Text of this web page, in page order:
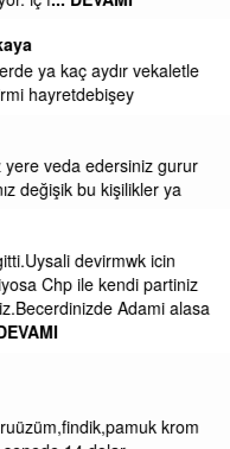
belediye başkanlığında da
senin ereyliye katkın çok
madde mahalle
kaldırımlar ana yoldan
bi yağmurda dükkanları su
... DEVAMI
altı CİĞİRLİK deniz
EREĞLİ BELEDİYESİ o